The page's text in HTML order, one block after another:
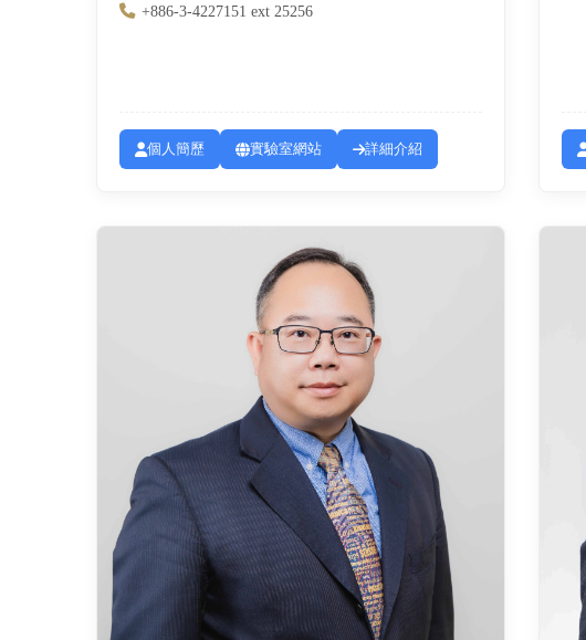
+886-3-4227151 ext 25256
個人簡歷 實驗室網站 詳細介紹